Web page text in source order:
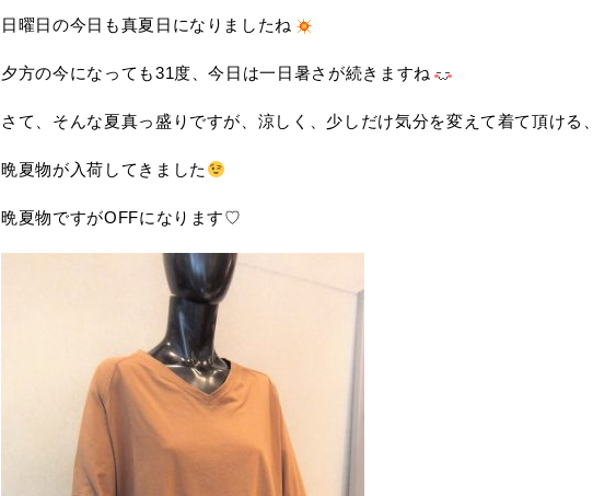
日曜日の今日も真夏日になりましたね
夕方の今になっても31度、今日は一日暑さが続きますね
さて、そんな夏真っ盛りですが、涼しく、少しだけ気分を変えて着て頂ける、
晩夏物が入荷してきました
晩夏物ですがOFFになります♡